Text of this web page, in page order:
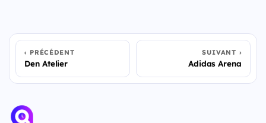
PRÉCÉDENT
Den Atelier
SUIVANT
Adidas Arena